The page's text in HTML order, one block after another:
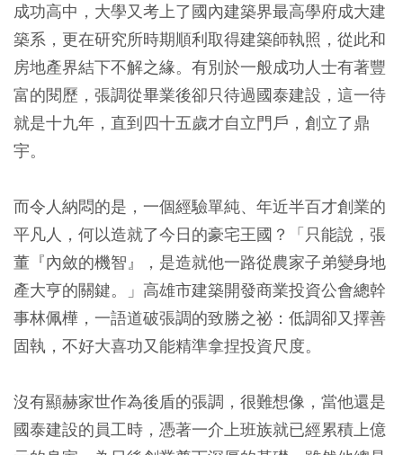
成功高中，大學又考上了國內建築界最高學府成大建
築系，更在研究所時期順利取得建築師執照，從此和
房地產界結下不解之緣。有別於一般成功人士有著豐
富的閱歷，張調從畢業後卻只待過國泰建設，這一待
就是十九年，直到四十五歲才自立門戶，創立了鼎
宇。
而令人納悶的是，一個經驗單純、年近半百才創業的
平凡人，何以造就了今日的豪宅王國？「只能說，張
董『內斂的機智』，是造就他一路從農家子弟變身地
產大亨的關鍵。」高雄市建築開發商業投資公會總幹
事林佩樺，一語道破張調的致勝之祕：低調卻又擇善
固執，不好大喜功又能精準拿捏投資尺度。
沒有顯赫家世作為後盾的張調，很難想像，當他還是
國泰建設的員工時，憑著一介上班族就已經累積上億